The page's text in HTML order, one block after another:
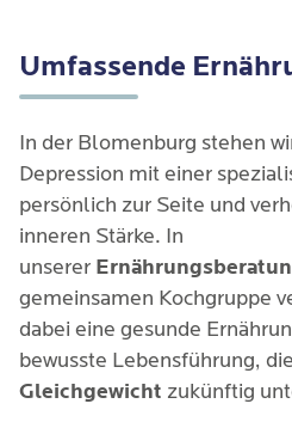
Umfassende
In der Blomenburg stehen
Depression mit einer
persönlich zur Seite und
inneren Stärke. In
unserer
gemeinsamen Kochgruppe
dabei eine gesunde
bewusste Lebensführung,
Gleichgewicht zukünftig